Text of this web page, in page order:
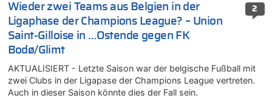
2
Wieder zwei Teams aus Belgien in der
Ligaphase der Champions League? – Union
Saint-Gilloise in …Ostende gegen FK
Bodø/Glimt
AKTUALISIERT - Letzte Saison war der belgische Fußball mit
zwei Clubs in der Ligapase der Champions League vertreten.
Auch in dieser Saison könnte dies der Fall sein.